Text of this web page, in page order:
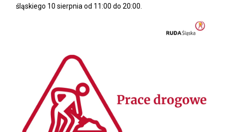
śląskiego 10 sierpnia od 11:00 do 20:00.